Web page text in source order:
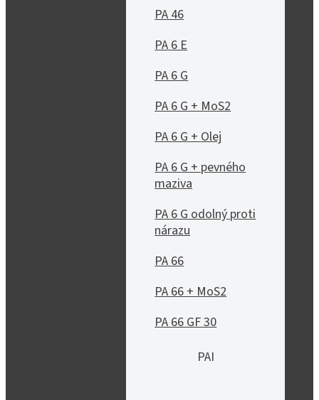
PA 46
PA 6 E
PA 6 G
PA 6 G + MoS2
PA 6 G + Olej
PA 6 G + pevného
maziva
PA 6 G odolný proti
nárazu
PA 66
PA 66 + MoS2
PA 66 GF 30
PAI